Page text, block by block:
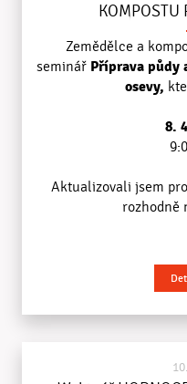
KOMPOSTU
Zemědělce a
seminář Příprava půdy
osevy,
8.
Aktualizovali jsem
rozhodně